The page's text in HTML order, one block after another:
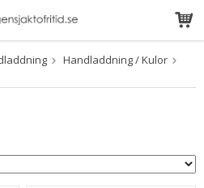
har blivit
Handladdning / Kulor